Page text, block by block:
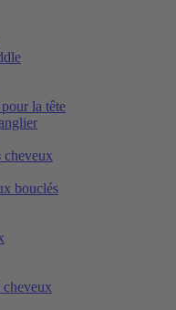
pour la tête
cheveux
bouclés
cheveux